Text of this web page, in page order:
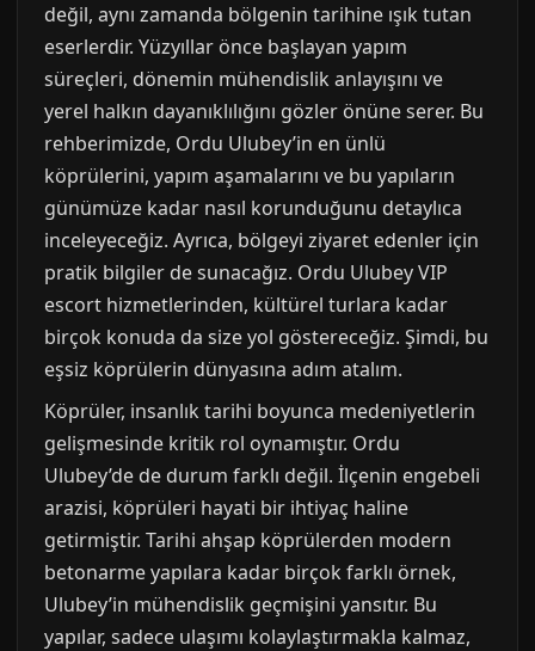
değil, aynı zamanda bölgenin tarihine ışık tutan
eserlerdir. Yüzyıllar önce başlayan yapım
süreçleri, dönemin mühendislik anlayışını ve
yerel halkın dayanıklılığını gözler önüne serer. Bu
rehberimizde, Ordu Ulubey’in en ünlü
köprülerini, yapım aşamalarını ve bu yapıların
günümüze kadar nasıl korunduğunu detaylıca
inceleyeceğiz. Ayrıca, bölgeyi ziyaret edenler için
pratik bilgiler de sunacağız. Ordu Ulubey VIP
escort hizmetlerinden, kültürel turlara kadar
birçok konuda da size yol göstereceğiz. Şimdi, bu
eşsiz köprülerin dünyasına adım atalım.
Köprüler, insanlık tarihi boyunca medeniyetlerin
gelişmesinde kritik rol oynamıştır. Ordu
Ulubey’de de durum farklı değil. İlçenin engebeli
arazisi, köprüleri hayati bir ihtiyaç haline
getirmiştir. Tarihi ahşap köprülerden modern
betonarme yapılara kadar birçok farklı örnek,
Ulubey’in mühendislik geçmişini yansıtır. Bu
yapılar, sadece ulaşımı kolaylaştırmakla kalmaz,